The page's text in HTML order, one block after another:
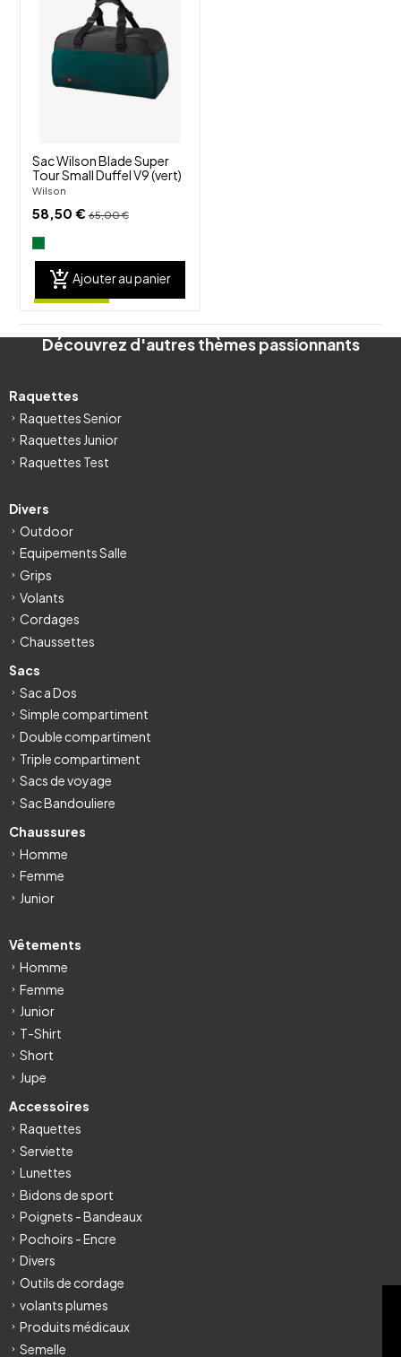
visibility
Sac Wilson Blade Super
Tour Small Duffel V9 (vert)
Wilson
58,50 €65,00 €
add_shopping_cart Ajouter au panier
Découvrez d'autres thèmes passionnants
Raquettes
Raquettes Senior
Raquettes Junior
Raquettes Test
Divers
Outdoor
Equipements Salle
Grips
Volants
Cordages
Chaussettes
Sacs
Sac a Dos
Simple compartiment
Double compartiment
Triple compartiment
Sacs de voyage
Sac Bandouliere
Chaussures
Homme
Femme
Junior
Vêtements
Homme
Femme
Junior
T-Shirt
Short
Jupe
Accessoires
Raquettes
Serviette
Lunettes
Bidons de sport
Poignets - Bandeaux
Pochoirs - Encre
Divers
Outils de cordage
volants plumes
Produits médicaux
Semelle